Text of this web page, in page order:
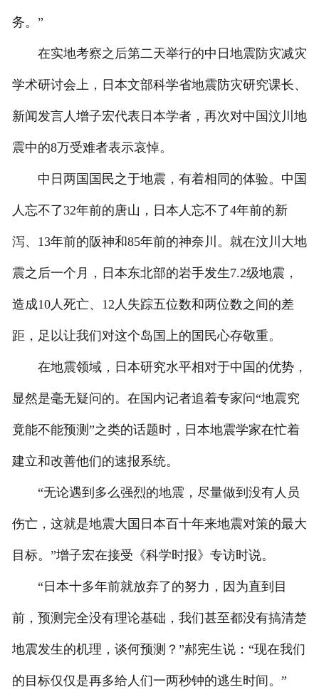
务。”
在实地考察之后第二天举行的中日地震防灾减灾
学术研讨会上，日本文部科学省地震防灾研究课长、
新闻发言人增子宏代表日本学者，再次对中国汶川地
震中的8万受难者表示哀悼。
中日两国国民之于地震，有着相同的体验。中国
人忘不了32年前的唐山，日本人忘不了4年前的新
泻、13年前的阪神和85年前的神奈川。就在汶川大地
震之后一个月，日本东北部的岩手发生7.2级地震，
造成10人死亡、12人失踪五位数和两位数之间的差
距，足以让我们对这个岛国上的国民心存敬重。
在地震领域，日本研究水平相对于中国的优势，
显然是毫无疑问的。在国内记者追着专家问“地震究
竟能不能预测”之类的话题时，日本地震学家在忙着
建立和改善他们的速报系统。
“无论遇到多么强烈的地震，尽量做到没有人员
伤亡，这就是地震大国日本百十年来地震对策的最大
目标。”增子宏在接受《科学时报》专访时说。
“日本十多年前就放弃了的努力，因为直到目
前，预测完全没有理论基础，我们甚至都没有搞清楚
地震发生的机理，谈何预测？”郝宪生说：“现在我们
的目标仅仅是再多给人们一两秒钟的逃生时间。”